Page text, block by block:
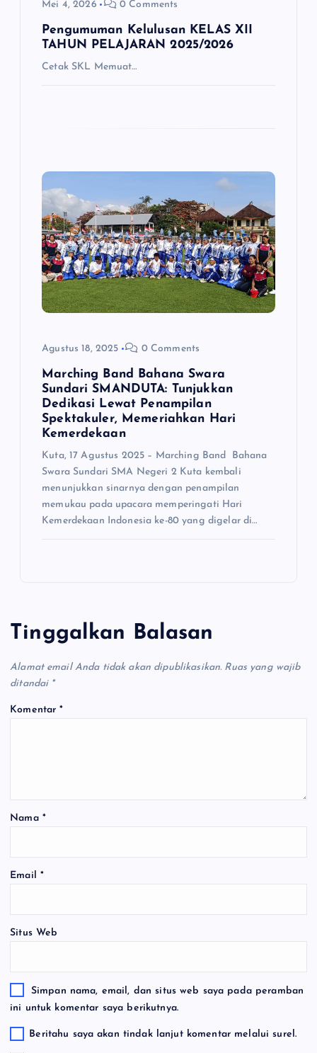
Mei 4, 2026 0 Comments
Pengumuman Kelulusan KELAS XII
TAHUN PELAJARAN 2025/2026
Cetak SKL Memuat…
Agustus 18, 2025 0 Comments
Marching Band Bahana Swara
Sundari SMANDUTA: Tunjukkan
Dedikasi Lewat Penampilan
Spektakuler, Memeriahkan Hari
Kemerdekaan
Kuta, 17 Agustus 2025 – Marching Band Bahana
Swara Sundari SMA Negeri 2 Kuta kembali
menunjukkan sinarnya dengan penampilan
memukau pada upacara memperingati Hari
Kemerdekaan Indonesia ke-80 yang digelar di…
Tinggalkan Balasan
Alamat email Anda tidak akan dipublikasikan. Ruas yang wajib
ditandai *
Komentar*
Nama *
Email *
Situs Web
Simpan nama, email, dan situs web saya pada peramban
ini untuk komentar saya berikutnya.
Beritahu saya akan tindak lanjut komentar melalui surel.